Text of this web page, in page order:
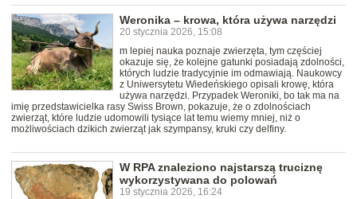
Weronika – krowa, która używa narzędzi
20 stycznia 2026, 15:08
m lepiej nauka poznaje zwierzęta, tym częściej
okazuje się, że kolejne gatunki posiadają zdolności,
których ludzie tradycyjnie im odmawiają. Naukowcy
z Uniwersytetu Wiedeńskiego opisali krowę, która
używa narzędzi. Przypadek Weroniki, bo tak ma na
imię przedstawicielka rasy Swiss Brown, pokazuje, że o zdolnościach
zwierząt, które ludzie udomowili tysiące lat temu wiemy mniej, niż o
możliwościach dzikich zwierząt jak szympansy, kruki czy delfiny.
W RPA znaleziono najstarszą truciznę
wykorzystywana do polowań
19 stycznia 2026, 16:24